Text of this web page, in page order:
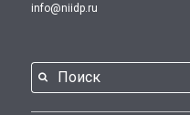
info@niidp.ru